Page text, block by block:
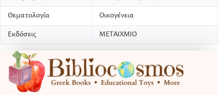
Θεματολογία Οικογένεια
Εκδόσεις ΜΕΤΑΙΧΜΙΟ